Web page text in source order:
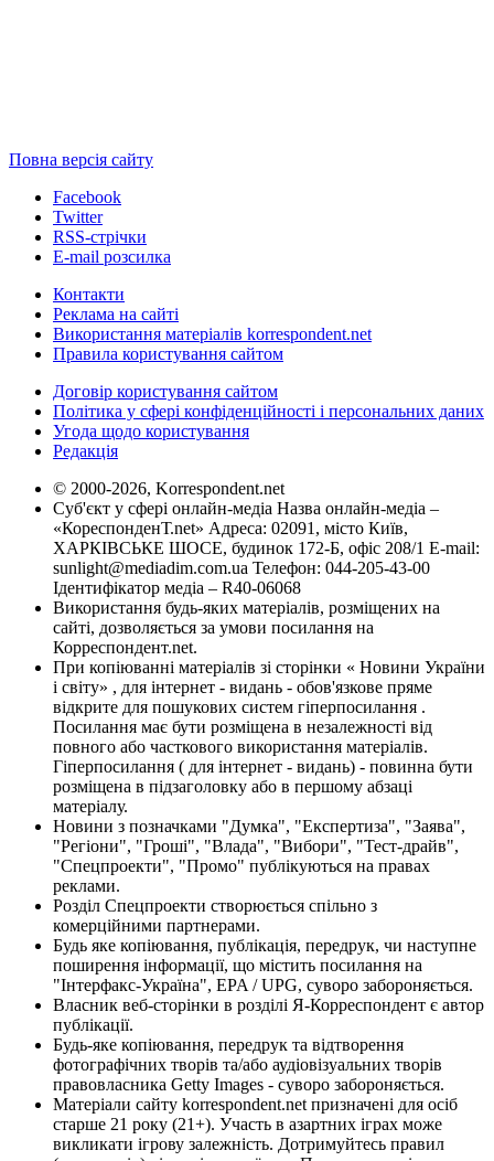
Повна версія сайту
Facebook
Twitter
RSS-стрічки
E-mail розсилка
Контакти
Реклама на сайті
Використання матеріалів korrespondent.net
Правила користування сайтом
Договір користування сайтом
Політика у сфері конфіденційності і персональних даних
Угода щодо користування
Редакція
© 2000-2026, Korrespondent.net
Суб'єкт у сфері онлайн-медіа Назва онлайн-медіа –
«КореспонденТ.net» Адреса: 02091, місто Київ,
ХАРКІВСЬКЕ ШОСЕ, будинок 172-Б, офіс 208/1 E-mail:
sunlight@mediadim.com.ua Телефон: 044-205-43-00
Ідентифікатор медіа – R40-06068
Використання будь-яких матеріалів, розміщених на
сайті, дозволяється за умови посилання на
Корреспондент.net.
При копіюванні матеріалів зі сторінки « Новини України
і світу» , для інтернет - видань - обов'язкове пряме
відкрите для пошукових систем гіперпосилання .
Посилання має бути розміщена в незалежності від
повного або часткового використання матеріалів.
Гіперпосилання ( для інтернет - видань) - повинна бути
розміщена в підзаголовку або в першому абзаці
матеріалу.
Новини з позначками "Думка", "Експертиза", "Заява",
"Регіони", "Гроші", "Влада", "Вибори", "Тест-драйв",
"Спецпроекти", "Промо" публікуються на правах
реклами.
Розділ Спецпроекти створюється спільно з
комерційними партнерами.
Будь яке копіювання, публікація, передрук, чи наступне
поширення інформації, що містить посилання на
"Інтерфакс-Україна", EPA / UPG, суворо забороняється.
Власник веб-сторінки в розділі Я-Корреспондент є автор
публікації.
Будь-яке копіювання, передрук та відтворення
фотографічних творів та/або аудіовізуальних творів
правовласника Getty Images - суворо забороняється.
Матеріали сайту korrespondent.net призначені для осіб
старше 21 року (21+). Участь в азартних іграх може
викликати ігрову залежність. Дотримуйтесь правил